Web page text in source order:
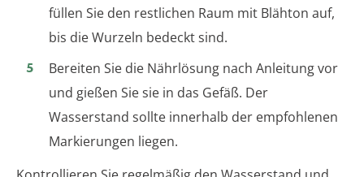
füllen Sie den restlichen Raum mit Blähton auf,
bis die Wurzeln bedeckt sind.
Bereiten Sie die Nährlösung nach Anleitung vor
und gießen Sie sie in das Gefäß. Der
Wasserstand sollte innerhalb der empfohlenen
Markierungen liegen.